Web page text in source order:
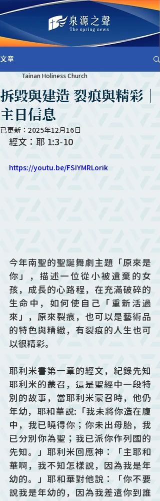
文章
拆毀與建造 裂痕與精彩｜
主日信息
Tainan Holiness Church
已更新： 2025年12月16日
經文：耶 1:3-10
https://youtu.be/FSIYMRLorik
今年南聖的聖誕舞劇主題「原來是
你」，描述一位從小被遺棄的女
孩，成長的心路程，在充滿破碎的
生命中，如何使自己「重新活過
來」，原來裂痕，也可以是藝術品
的特色與精緻，有裂痕的人生也可
以很精彩。
耶利米書第一章的經文，紀錄先知
耶利米的蒙召，這是聖經中一段特
別的故事，當耶利米蒙召時，他仍
年幼，耶和華說:「我未將你造在腹
中，我已曉得你；你未出母胎，我
已分別你為聖；我已派你作列國的
先知。」耶利米回應神：「主耶和
華啊，我不知怎樣說，因為我是年
幼的。」耶和華對他說：「你不要
說我是年幼的，因為我差遣你到誰